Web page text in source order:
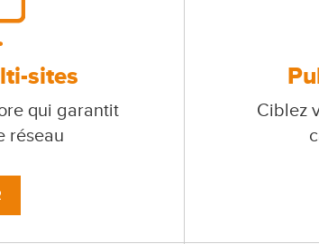
sites
qui garantit
réseau
Ciblez